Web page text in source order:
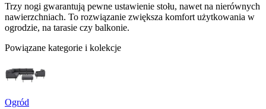
Trzy nogi gwarantują pewne ustawienie stołu, nawet na nierównych
nawierzchniach. To rozwiązanie zwiększa komfort użytkowania w
ogrodzie, na tarasie czy balkonie.
Powiązane kategorie i kolekcje
Ogród